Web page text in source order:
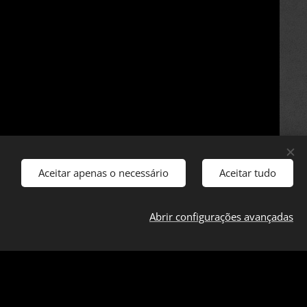
Aceitar apenas o necessário Aceitar tudo
Abrir configurações avançadas